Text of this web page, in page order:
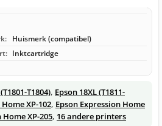
Huismerk (compatibel)
Inktcartridge
T1804), Epson 18XL (T1811-
XP-102, Epson Expression Home
XP-205, 16 andere printers